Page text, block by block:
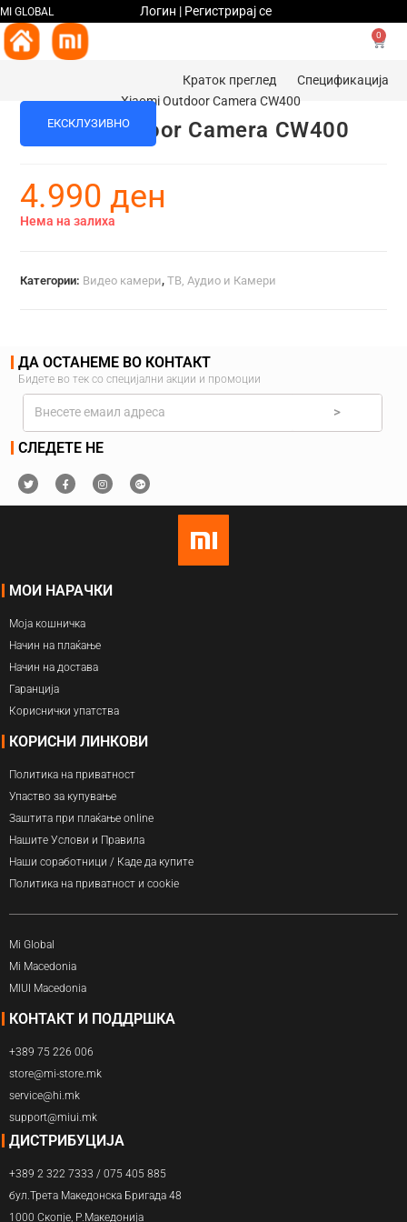
MI GLOBAL Логин | Регистрирај се
0
Краток преглед Спецификација
ЕКСКЛУЗИВНО
Xiaomi Outdoor Camera CW400
4.990ден
Нема на залиха
Категории: Видео камери,ТВ, Аудио и Камери
ДА ОСТАНЕМЕ ВО КОНТАКТ
Бидете во тек со специјални акции и промоции
>
СЛЕДЕТЕ НЕ
МОИ НАРАЧКИ
Моја кошничка
Начин на плаќање
Начин на достава
Гаранција
Кориснички упатства
КОРИСНИ ЛИНКОВИ
Политика на приватност
Упаство за купување
Заштита при плаќање online
Нашите Услови и Правила
Наши соработници / Каде да купите
Политика на приватност и cookie
Mi Global
Mi Macedonia
MIUI Macedonia
КОНТАКТ И ПОДДРШКА
+389 75 226 006
store@mi-store.mk
service@hi.mk
support@miui.mk
ДИСТРИБУЦИЈА
+389 2 322 7333 / 075 405 885
бул.Трета Македонска Бригада 48
1000 Скопје, Р.Македонија